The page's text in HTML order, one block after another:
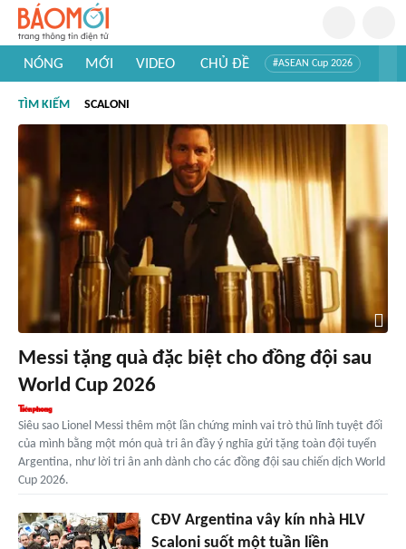
NÓNG MỚI VIDEO CHỦ ĐỀ #ASEAN Cup 2026
#Khám phá Việt Nam
TÌM KIẾM SCALONI
Messi tặng quà đặc biệt cho đồng đội sau
World Cup 2026
Siêu sao Lionel Messi thêm một lần chứng minh vai trò thủ lĩnh tuyệt đối
của mình bằng một món quà tri ân đầy ý nghĩa gửi tặng toàn đội tuyển
Argentina, như lời tri ân anh dành cho các đồng đội sau chiến dịch World
Cup 2026.
CĐV Argentina vây kín nhà HLV
Scaloni suốt một tuần liền